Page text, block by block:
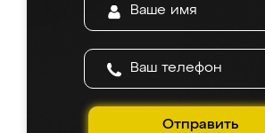
Отправить